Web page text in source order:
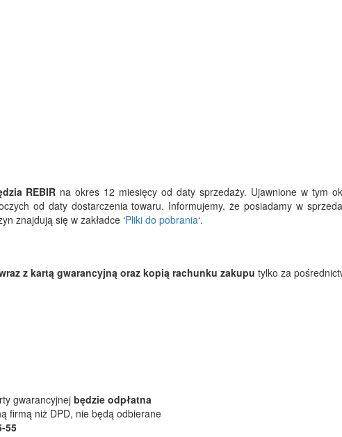
REBIR na okres 12 miesięcy od daty sprzedaży. Ujawnione w tym
od daty dostarczenia towaru. Informujemy, że posiadamy w
znajdują się w zakładce ‘Pliki do pobrania‘.
z kartą gwarancyjną oraz kopią rachunku zakupu tylko za
gwarancyjnej będzie odpłatna
firmą niż DPD, nie będą odbierane
55